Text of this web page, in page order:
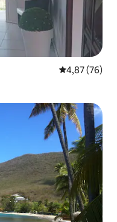
Évaluation
4,87 (76)